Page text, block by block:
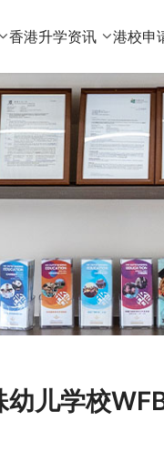
香港升学资讯 港校申
幼儿学校